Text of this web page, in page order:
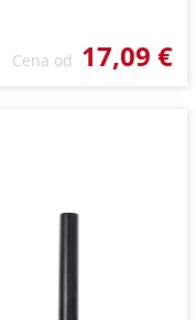
Cena od 17,09 €